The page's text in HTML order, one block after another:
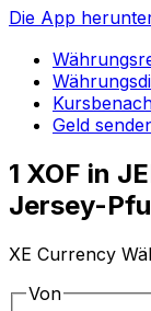
Die App
Geld
1 XOF in
Jersey-
XE Currency
Von